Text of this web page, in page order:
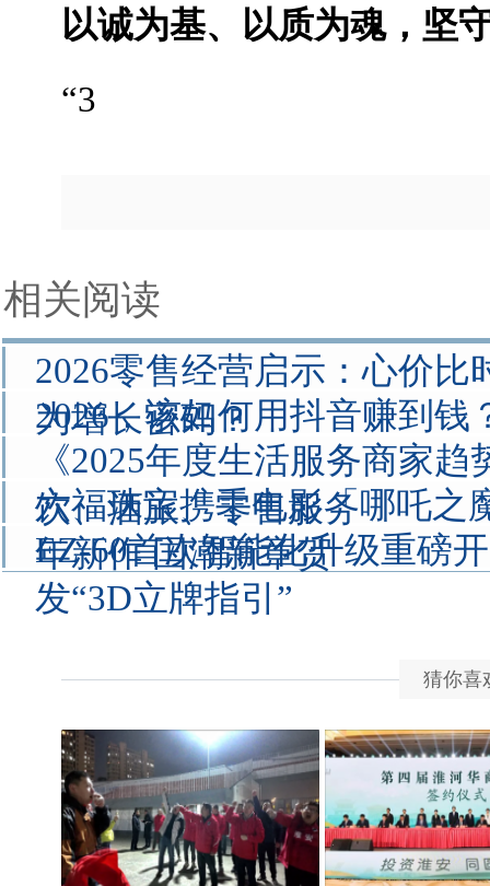
以诚为基、 以质为魂，坚
“3
相关阅读
2026零售经营启示：心价比
为增长密码？
2026，该如何用抖音赚到钱
《2025年度生活服务商家
饮、酒旅、零售服务
六福珠宝携手电影「哪吒之
年新作 国潮新章贺
EZ-60首次智能化升级重磅
发“3D立牌指引”
猜你喜